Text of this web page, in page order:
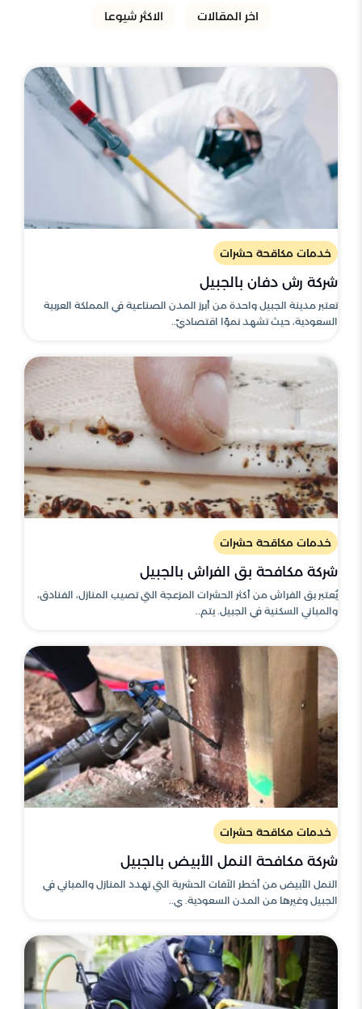
اخر المقالات الاكثر شيوعا
خدمات مكاقحة حشرات
شركة رش دفان بالجبيل
تعتبر مدينة الجبيل واحدة من أبرز المدن الصناعية في المملكة العربية
السعودية، حيث تشهد نموًا اقتصاديً..
خدمات مكاقحة حشرات
شركة مكافحة بق الفراش بالجبيل
يُعتبر بق الفراش من أكثر الحشرات المزعجة التي تصيب المنازل، الفنادق،
والمباني السكنية في الجبيل. يتم..
خدمات مكاقحة حشرات
شركة مكافحة النمل الأبيض بالجبيل
النمل الأبيض من أخطر الآفات الحشرية التي تهدد المنازل والمباني في
الجبيل وغيرها من المدن السعودية. ي..